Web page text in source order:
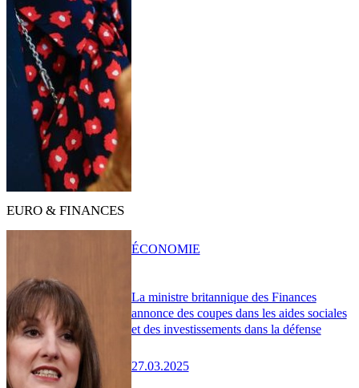
EURO & FINANCES
La ministre britannique des Finances
annonce des coupes dans les aides sociales
et des investissements dans la défense
27.03.2025
ÉCONOMIE